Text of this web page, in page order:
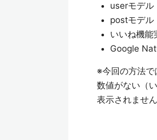
userモデル
postモデ
いいね機能
Google
※今回の方法で
数値がない（
表示されません